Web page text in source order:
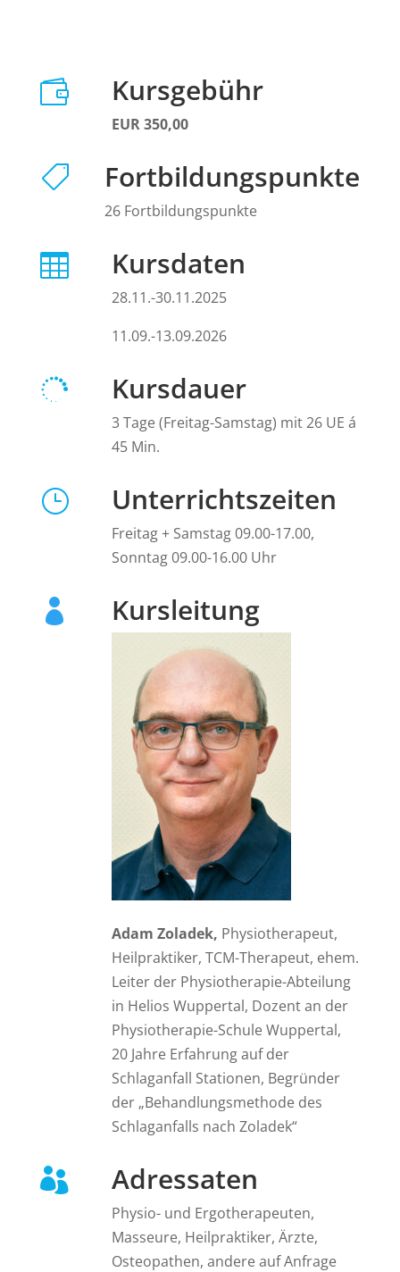
 Kursgebühr
EUR 350,00
 Fortbildungspunkte
26 Fortbildungspunkte
 Kursdaten
28.11.-30.11.2025
11.09.-13.09.2026
 Kursdauer
3 Tage (Freitag-Samstag) mit 26 UE á
45 Min.
} Unterrichtszeiten
Freitag + Samstag 09.00-17.00,
Sonntag 09.00-16.00 Uhr
 Kursleitung
Adam Zoladek, Physiotherapeut,
Heilpraktiker, TCM-Therapeut, ehem.
Leiter der Physiotherapie-Abteilung
in Helios Wuppertal, Dozent an der
Physiotherapie-Schule Wuppertal,
20 Jahre Erfahrung auf der
Schlaganfall Stationen, Begründer
der „Behandlungsmethode des
Schlaganfalls nach Zoladek“
 Adressaten
Physio- und Ergotherapeuten,
Masseure, Heilpraktiker, Ärzte,
Osteopathen, andere auf Anfrage